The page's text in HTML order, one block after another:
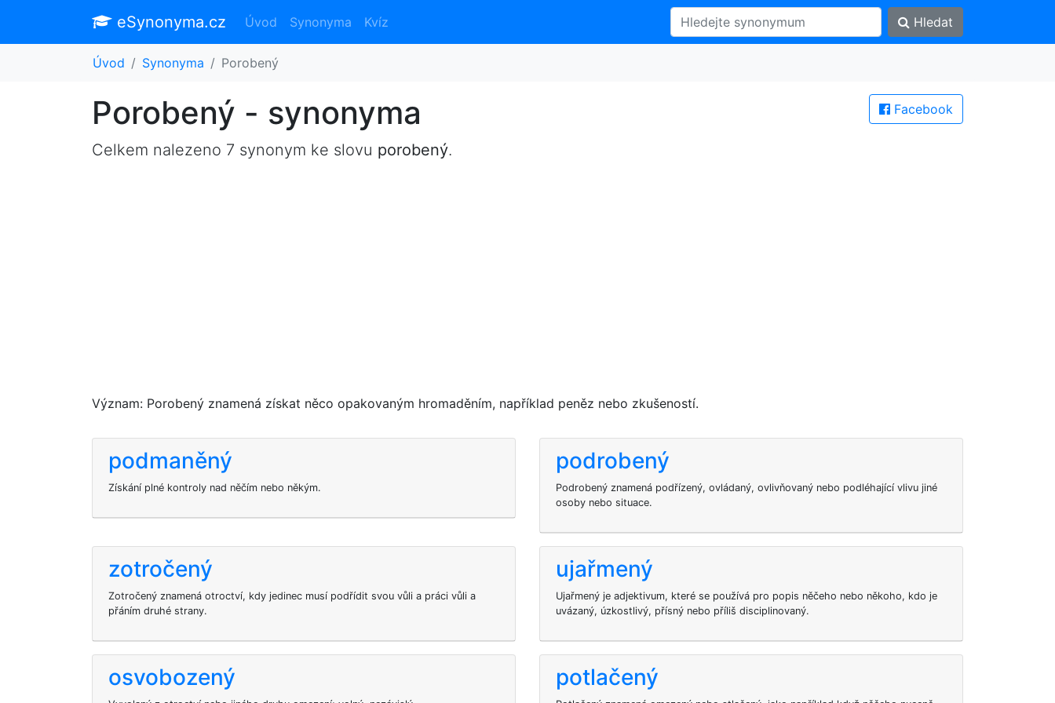
eSynonyma.cz Úvod Synonyma Kvíz Hledat
Úvod Synonyma Porobený
Facebook
Porobený - synonyma
Celkem nalezeno 7 synonym ke slovu porobený.
Význam: Porobený znamená získat něco opakovaným hromaděním, například peněz nebo zkušeností.
podmaněný
Získání plné kontroly nad něčím nebo někým.
podrobený
Podrobený znamená podřízený, ovládaný, ovlivňovaný nebo podléhající vlivu jiné
osoby nebo situace.
zotročený
Zotročený znamená otroctví, kdy jedinec musí podřídit svou vůli a práci vůli a
přáním druhé strany.
ujařmený
Ujařmený je adjektivum, které se používá pro popis něčeho nebo někoho, kdo je
uvázaný, úzkostlivý, přísný nebo příliš disciplinovaný.
osvobozený potlačený